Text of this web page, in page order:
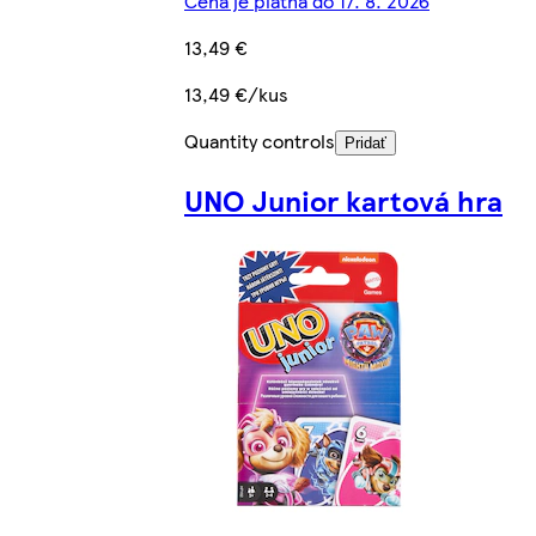
13,49 €
13,49 €/kus
Quantity controls
Pridať
UNO Junior kartová hra